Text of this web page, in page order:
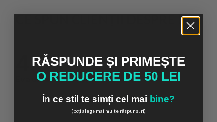
CE SPUN CLIENȚII DESPRE NOI
4.9
Evaluare
Bazat pe
11 811recenzii
din toate timpurile
Cum colectăm recenzii?
RĂSPUNDE ȘI PRIMEȘTE
O REDUCERE DE 50 LEI
În ce stil te simți cel mai bine?
(poți alege mai multe răspunsuri)